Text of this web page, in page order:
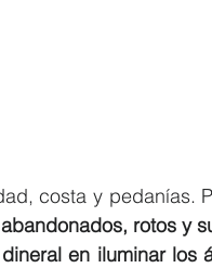
costa y pedanías.
rotos y
en iluminar los